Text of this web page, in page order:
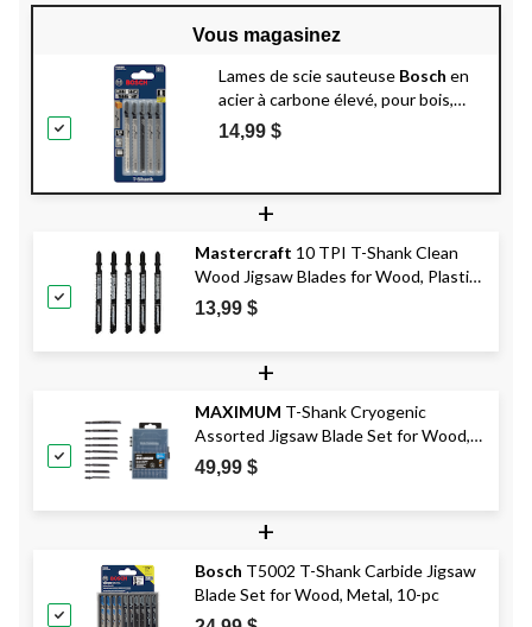
Vous magasinez
Lames de scie sauteuse Bosch en
acier à carbone élevé, pour bois,
stratifié et plastique, 3,03 po, paq. 5
14,99 $
+
Mastercraft 10 TPI T-Shank Clean
Wood Jigsaw Blades for Wood, Plastic,
5-pk
13,99 $
+
MAXIMUM T-Shank Cryogenic
Assorted Jigsaw Blade Set for Wood,
Metal, Plastic, 25-pc
49,99 $
+
Bosch T5002 T-Shank Carbide Jigsaw
Blade Set for Wood, Metal, 10-pc